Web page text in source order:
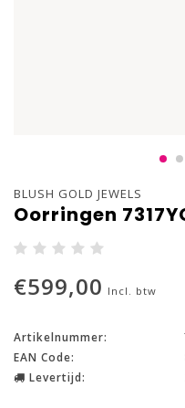
BLUSH GOLD JEWELS
Oorringen
€599,00 Incl. btw
Artikelnummer:
EAN Code:
Levertijd: